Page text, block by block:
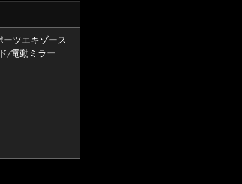
ーツエキゾース
/電動ミラー